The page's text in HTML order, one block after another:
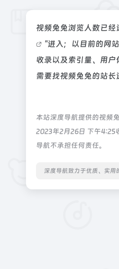
视频兔兔浏览人数已
"进入；以目前的网
收录以及索引量、用
需要找视频兔兔的站
本站深度导航提供的视频
2023年2月26日 下午4:25
导航不承担任何责任。
深度导航致力于优质、实用